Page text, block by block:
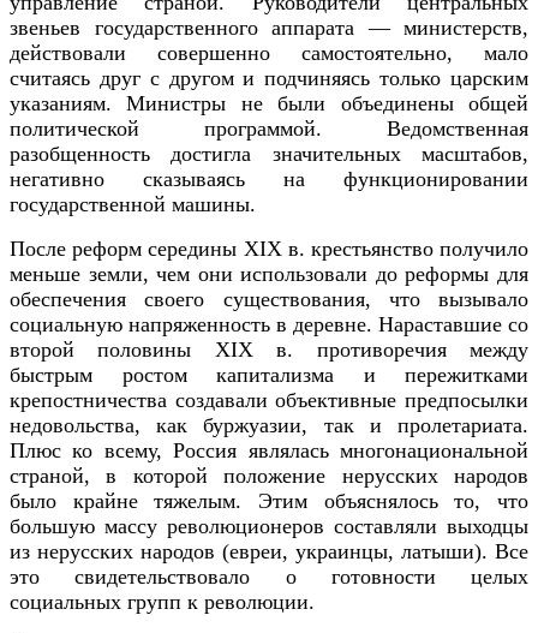
звеньев государственного аппарата — министерств,
действовали совершенно самостоятельно, мало
считаясь друг с другом и подчиняясь только царским
указаниям. Министры не были объединены общей
политической программой. Ведомственная
разобщенность достигла значительных масштабов,
негативно сказываясь на функционировании
государственной машины.
После реформ середины XIX в. крестьянство получило
меньше земли, чем они использовали до реформы для
обеспечения своего существования, что вызывало
социальную напряженность в деревне. Нараставшие со
второй половины XIX в. противоречия между
быстрым ростом капитализма и пережитками
крепостничества создавали объективные предпосылки
недовольства, как буржуазии, так и пролетариата.
Плюс ко всему, Россия являлась многонациональной
страной, в которой положение нерусских народов
было крайне тяжелым. Этим объяснялось то, что
большую массу революционеров составляли выходцы
из нерусских народов (евреи, украинцы, латыши). Все
это свидетельствовало о готовности целых
социальных групп к революции.